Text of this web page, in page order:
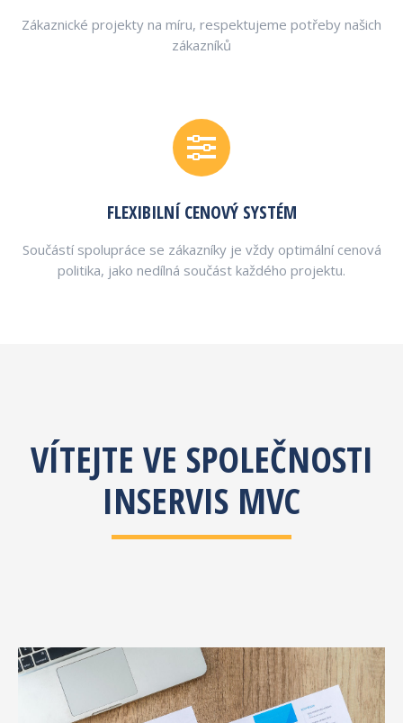
Zákaznické projekty na míru, respektujeme potřeby našich
zákazníků
FLEXIBILNÍ CENOVÝ SYSTÉM
Součástí spolupráce se zákazníky je vždy optimální cenová
politika, jako nedílná součást každého projektu.
VÍTEJTE VE SPOLEČNOSTI
INSERVIS MVC